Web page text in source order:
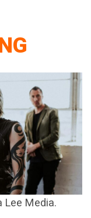
Lee Media.